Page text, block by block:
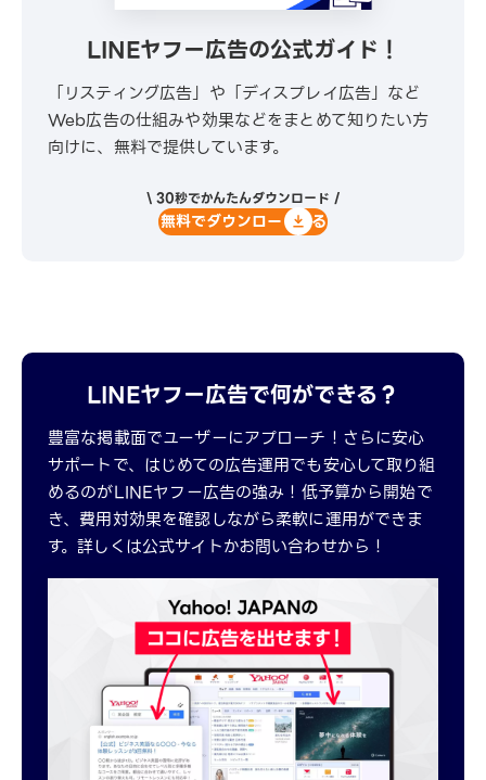
LINEヤフー広告の公式ガイド！
「リスティング広告」や「ディスプレイ広告」など
Web広告の仕組みや効果などをまとめて知りたい方
向けに、無料で提供しています。
\ 30秒でかんたんダウンロード /
無料でダウンロードする
LINEヤフー広告で何ができる？
豊富な掲載面でユーザーにアプローチ！さらに安心
サポートで、はじめての広告運用でも安心して取り組
めるのがLINEヤフー広告の強み！低予算から開始で
き、費用対効果を確認しながら柔軟に運用ができま
す。詳しくは公式サイトかお問い合わせから！